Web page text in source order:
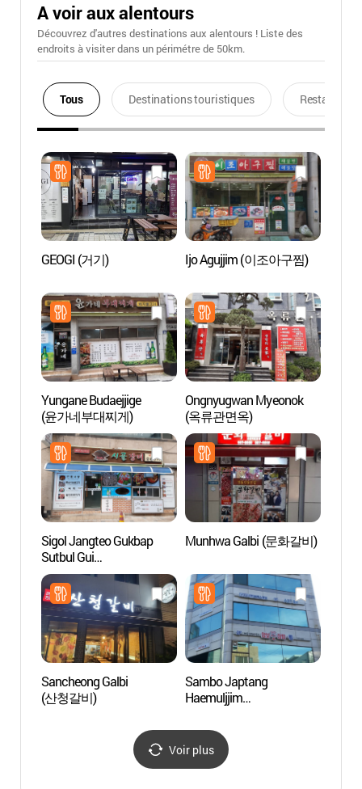
A voir aux alentours
Découvrez d'autres destinations aux alentours ! Liste des
endroits à visiter dans un périmétre de 50km.
Tous Destinations touristiques Restaurants
GEOGI (거기) Ijo Agujjim (이조아구찜)
Yungane Budaejjige
(윤가네부대찌게)
Ongnyugwan Myeonok
(옥류관면옥)
Sigol Jangteo Gukbap
Sutbul Gui
(시골장터국밥숯불구이)
Munhwa Galbi (문화갈비)
Sancheong Galbi
(산청갈비)
Sambo Japtang
Haemuljjim
Voir plus